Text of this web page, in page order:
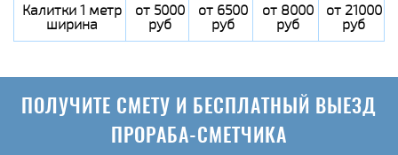
Калитки 1 метр
ширина
от 5000
руб
от 6500
руб
от 8000
руб
от 21000
руб
ПОЛУЧИТЕ СМЕТУ И БЕСПЛАТНЫЙ ВЫЕЗД
ПРОРАБА-СМЕТЧИКА